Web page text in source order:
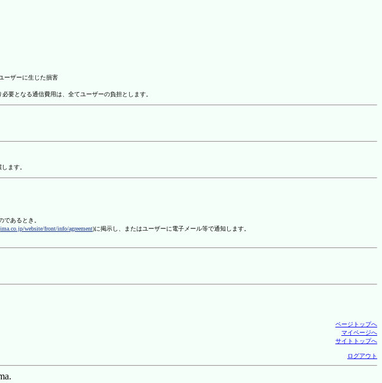
ーザーに生じた損害
要となる通信費用は、全てユーザーの負担とします。
ます。
あるとき。
website/front/info/agreement)に掲示し、またはユーザーに電子メール等で通知します。
ページトップへ
マイページへ
サイトトップへ
ログアウト